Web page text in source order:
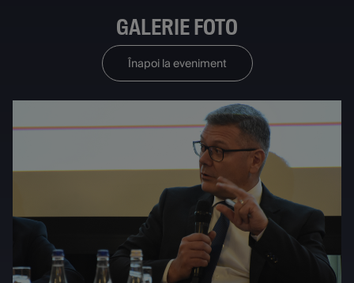
GALERIE FOTO
Înapoi la eveniment